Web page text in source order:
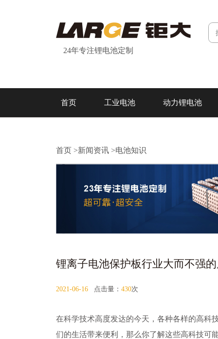
24年专注锂电池定制
首页 工业电池 动力锂电池
首页 >新闻资讯 >电池知识
锂离子电池保护板行业大而不强
2021-06-16 点击量： 430次
在科学技术高度发达的今天，各种各样的高科
们的生活带来便利，那么你了解这些高科技可